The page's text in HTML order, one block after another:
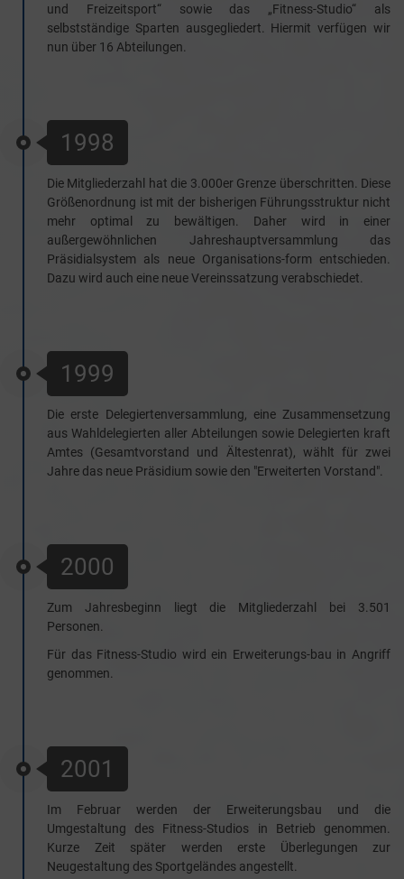
und Freizeitsport“ sowie das „Fitness-Studio“ als
selbstständige Sparten ausgegliedert. Hiermit verfügen wir
nun über 16 Abteilungen.
1998
Die Mitgliederzahl hat die 3.000er Grenze überschritten. Diese
Größenordnung ist mit der bisherigen Führungsstruktur nicht
mehr optimal zu bewältigen. Daher wird in einer
außergewöhnlichen Jahreshauptversammlung das
Präsidialsystem als neue Organisations-form entschieden.
Dazu wird auch eine neue Vereinssatzung verabschiedet.
1999
Die erste Delegiertenversammlung, eine Zusammensetzung
aus Wahldelegierten aller Abteilungen sowie Delegierten kraft
Amtes (Gesamtvorstand und Ältestenrat), wählt für zwei
Jahre das neue Präsidium sowie den "Erweiterten Vorstand".
2000
Zum Jahresbeginn liegt die Mitgliederzahl bei 3.501
Personen.
Für das Fitness-Studio wird ein Erweiterungs-bau in Angriff
genommen.
2001
Im Februar werden der Erweiterungsbau und die
Umgestaltung des Fitness-Studios in Betrieb genommen.
Kurze Zeit später werden erste Überlegungen zur
Neugestaltung des Sportgeländes angestellt.